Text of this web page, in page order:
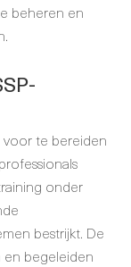
beheren en
te bereiden
onder
bestrijkt. De
en begeleiden